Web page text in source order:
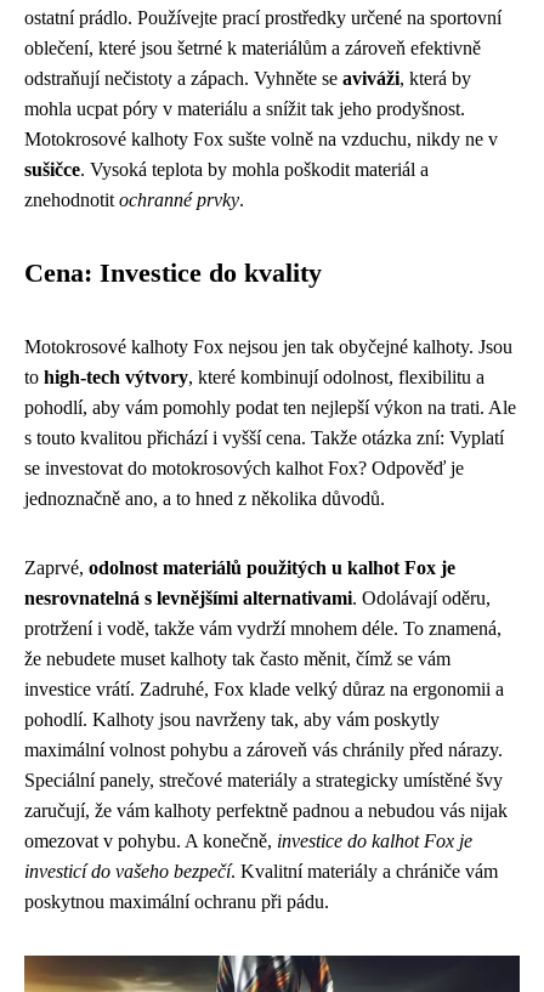
ostatní prádlo. Používejte prací prostředky určené na sportovní
oblečení, které jsou šetrné k materiálům a zároveň efektivně
odstraňují nečistoty a zápach. Vyhněte se aviváži, která by
mohla ucpat póry v materiálu a snížit tak jeho prodyšnost.
Motokrosové kalhoty Fox sušte volně na vzduchu, nikdy ne v
sušičce. Vysoká teplota by mohla poškodit materiál a
znehodnotit ochranné prvky.
Cena: Investice do kvality
Motokrosové kalhoty Fox nejsou jen tak obyčejné kalhoty. Jsou
to high-tech výtvory, které kombinují odolnost, flexibilitu a
pohodlí, aby vám pomohly podat ten nejlepší výkon na trati. Ale
s touto kvalitou přichází i vyšší cena. Takže otázka zní: Vyplatí
se investovat do motokrosových kalhot Fox? Odpověď je
jednoznačně ano, a to hned z několika důvodů.
Zaprvé, odolnost materiálů použitých u kalhot Fox je
nesrovnatelná s levnějšími alternativami. Odolávají oděru,
protržení i vodě, takže vám vydrží mnohem déle. To znamená,
že nebudete muset kalhoty tak často měnit, čímž se vám
investice vrátí. Zadruhé, Fox klade velký důraz na ergonomii a
pohodlí. Kalhoty jsou navrženy tak, aby vám poskytly
maximální volnost pohybu a zároveň vás chránily před nárazy.
Speciální panely, strečové materiály a strategicky umístěné švy
zaručují, že vám kalhoty perfektně padnou a nebudou vás nijak
omezovat v pohybu. A konečně, investice do kalhot Fox je
investicí do vašeho bezpečí. Kvalitní materiály a chrániče vám
poskytnou maximální ochranu při pádu.